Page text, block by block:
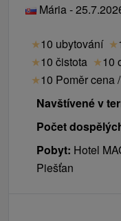
Mária -
★10 ubytování ★
★10 čistota ★10
★10 Poměr cena
Navštívené v
Počet
Pobyt: Hotel
Piešťan